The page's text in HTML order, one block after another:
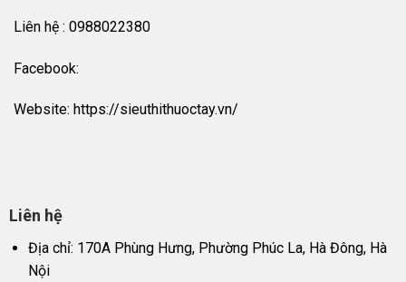
Liên hệ : 0988022380
Facebook:
Website: https://sieuthithuoctay.vn/
Liên hệ
Địa chỉ: 170A Phùng Hưng, Phường Phúc La, Hà Đông, Hà
Nội